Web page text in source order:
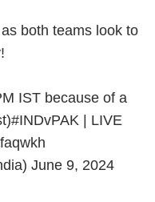
both teams look to
!
IST because of a
#INDvPAK | LIVE
June 9, 2024